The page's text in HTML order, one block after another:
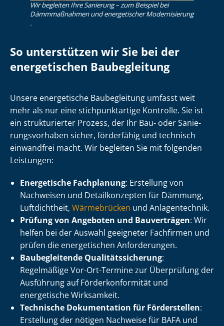
Wir begleiten Ihre Sanierung – zum Beispiel bei
Dämmmaßnahmen und energetischer Modernisierung
.
So unterstützen wir Sie bei der
energetischen Baubegleitung
Unsere energetische Baubegleitung umfasst weit
mehr als nur eine stich­punkt­ar­ti­ge Kontrolle. Sie ist
ein strukturierter Prozess, der Ihr Bau- oder Sa­nie­
rungs­vor­ha­ben sicher, förderfähig und technisch
einwandfrei macht. Wir begleiten Sie mit folgenden
Leistungen:
Energetische Fachplanung: Erstellung von
Nachweisen und Detailkonzepten für Dämmung,
Luftdichtheit, Wärmebrücken und Anlagentechnik.
Prüfung von Angeboten und Bauverträgen: Wir
helfen bei der Auswahl geeigneter Fachfirmen und
prüfen die energetischen Anforderungen.
Baubegleitende Qua­li­täts­si­che­rung:
Regelmäßige Vor-Ort-Termine zur Überprüfung der
Ausführung auf För­der­kon­for­mi­tät und
energetische Wirksamkeit.
Technische Dokumentation für Förderstellen:
Erstellung der nötigen Nachweise für BAFA und